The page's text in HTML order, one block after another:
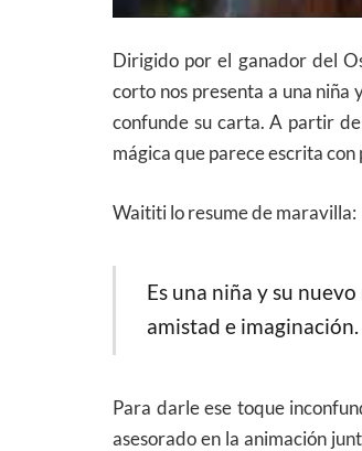
Dirigido por el ganador del
corto nos presenta a una niña
confunde su carta. A partir
mágica que parece escrita con
Waititi lo resume de maravilla:
Es una niña y su
amistad e imaginación.
Para darle ese toque
asesorado en la animación